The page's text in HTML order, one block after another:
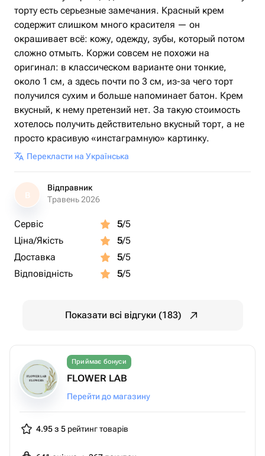
торту есть серьезные замечания. Красный крем
содержит слишком много красителя — он
окрашивает всё: кожу, одежду, зубы, который потом
сложно отмыть. Коржи совсем не похожи на
оригинал: в классическом варианте они тонкие,
около 1 см, а здесь почти по 3 см, из-за чего торт
получился сухим и больше напоминает батон. Крем
вкусный, к нему претензий нет. За такую стоимость
хотелось получить действительно вкусный торт, а не
просто красивую «инстаграмную» картинку.
Перекласти на Українська
В
Відправник
Травень 2026
Сервіс 5/5
Ціна/Якість
5/5
Доставка
5/5
Відповідність
5/5
Показати всі відгуки (183)
Приймає бонуси
FLOWER LAB
Перейти до магазину
4.95 з 5 рейтинг товарів